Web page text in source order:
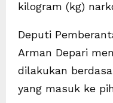
kilogram (kg)
Deputi
Arman Depari
dilakukan
yang masuk ke